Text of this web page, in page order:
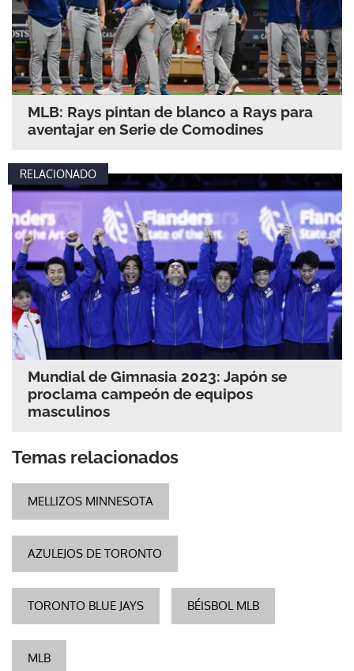
MLB: Rays pintan de blanco a Rays para
aventajar en Serie de Comodines
RELACIONADO
Mundial de Gimnasia 2023: Japón se
proclama campeón de equipos
masculinos
Temas relacionados
MELLIZOS MINNESOTA
AZULEJOS DE TORONTO
TORONTO BLUE JAYS BÉISBOL MLB
MLB